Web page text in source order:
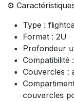
⚙️
Type :
Format : 2U
Profondeur
Compatibilité
Couvercles :
couvercles